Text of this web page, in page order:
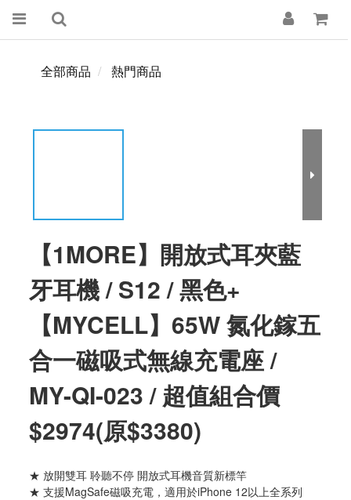
全部商品 熱門商品
【1MORE】開放式耳夾藍
牙耳機 / S12 / 黑色+
【MYCELL】65W 氮化鎵五
合一磁吸式無線充電座 /
MY-QI-023 / 超值組合價
$2974(原$3380)
★ 放開雙耳 聆聽不停 開放式耳機音質新標竿
★ 支援MagSafe磁吸充電，適用於iPhone 12以上全系列